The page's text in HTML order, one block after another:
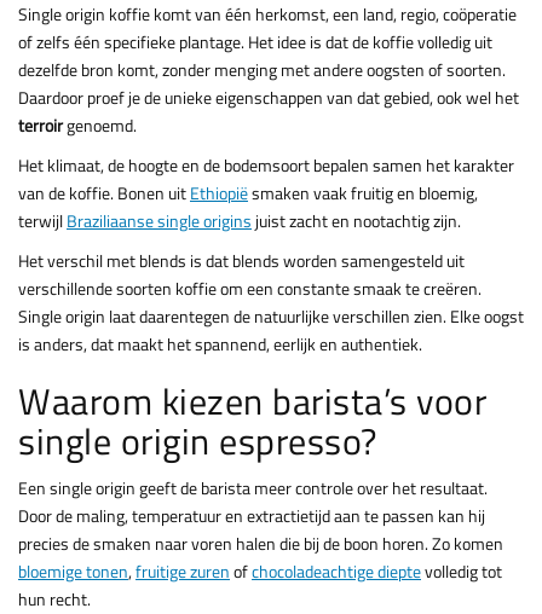
Single origin koffie komt van één herkomst, een land, regio, coöperatie
of zelfs één specifieke plantage. Het idee is dat de koffie volledig uit
dezelfde bron komt, zonder menging met andere oogsten of soorten.
Daardoor proef je de unieke eigenschappen van dat gebied, ook wel het
terroirgenoemd.
Het klimaat, de hoogte en de bodemsoort bepalen samen het karakter
van de koffie. Bonen uitEthiopiësmaken vaak fruitig en bloemig,
terwijlBraziliaanse single origins juist zacht en nootachtig zijn.
Het verschil met blends is dat blends worden samengesteld uit
verschillende soorten koffie om een constante smaak te creëren.
Single origin laat daarentegen de natuurlijke verschillen zien. Elke oogst
is anders, dat maakt het spannend, eerlijk en authentiek.
Waarom kiezen barista’s voor
single origin espresso?
Een single origin geeft de barista meer controle over het resultaat.
Door de maling, temperatuur en extractietijd aan te passen kan hij
precies de smaken naar voren halen die bij de boon horen. Zo komen
bloemige tonen,fruitige zurenofchocoladeachtige dieptevolledig tot
hun recht.